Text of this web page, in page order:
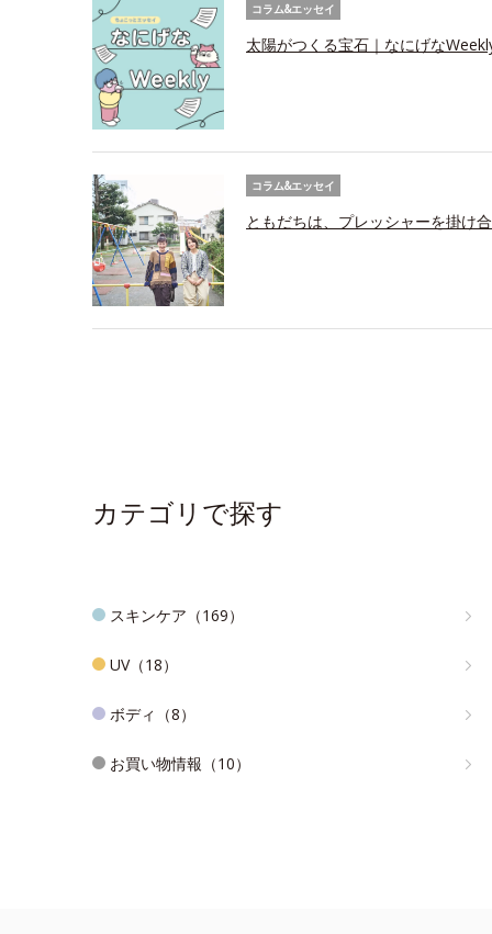
コラム&エッセイ
太陽がつくる宝石｜なにげな
コラム&エッセイ
ともだちは、プレッシャーを掛け
カテゴリで探す
スキンケア（169）
UV（18）
ボディ（8）
お買い物情報（10）